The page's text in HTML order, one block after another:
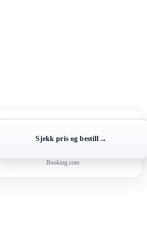
Sjekk pris og bestill →
Booking.com